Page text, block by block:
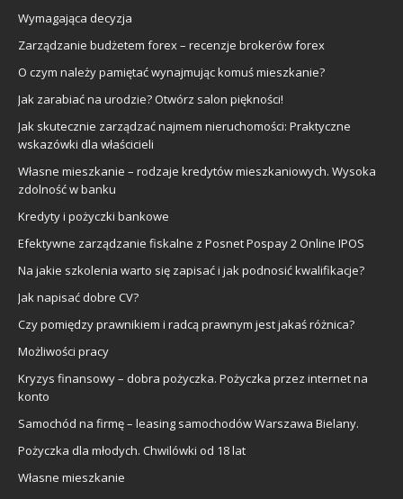
Wymagająca decyzja
Zarządzanie budżetem forex – recenzje brokerów forex
O czym należy pamiętać wynajmując komuś mieszkanie?
Jak zarabiać na urodzie? Otwórz salon piękności!
Jak skutecznie zarządzać najmem nieruchomości: Praktyczne
wskazówki dla właścicieli
Własne mieszkanie – rodzaje kredytów mieszkaniowych. Wysoka
zdolność w banku
Kredyty i pożyczki bankowe
Efektywne zarządzanie fiskalne z Posnet Pospay 2 Online IPOS
Na jakie szkolenia warto się zapisać i jak podnosić kwalifikacje?
Jak napisać dobre CV?
Czy pomiędzy prawnikiem i radcą prawnym jest jakaś różnica?
Możliwości pracy
Kryzys finansowy – dobra pożyczka. Pożyczka przez internet na
konto
Samochód na firmę – leasing samochodów Warszawa Bielany.
Pożyczka dla młodych. Chwilówki od 18 lat
Własne mieszkanie